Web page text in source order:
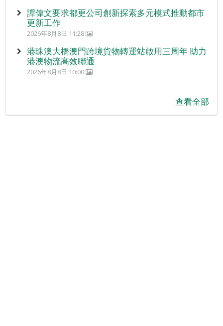
譚偉文要求都更公司創新探索多元模式推動都市
更新工作
2026年8月8日 11:28
港珠澳大橋澳門跨境貨物轉運站啟用三周年 助力
港澳物流高效聯通
2026年8月8日 10:00
查看全部